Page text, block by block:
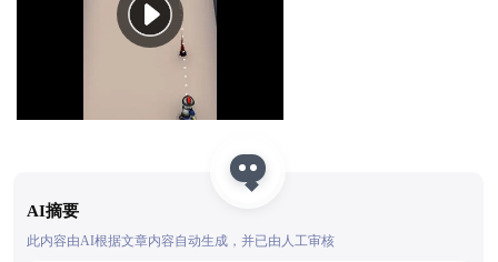
AI摘要
此内容由AI根据文章内容自动生成，并已由人工审核